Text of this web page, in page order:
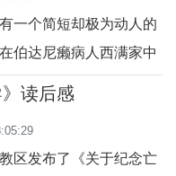
天主教生态灵修的视野
是一项园艺活动，更是
的灵修路径。教宗方济
赞颂》（Laudato Si’）
一个简短却极为动人的
伯达尼癞病人西满家中
妇人走了进来。她手中
，只是走到耶稣面前，
香液倾倒在祂的头上。
读后感
区发布了《关于纪念亡